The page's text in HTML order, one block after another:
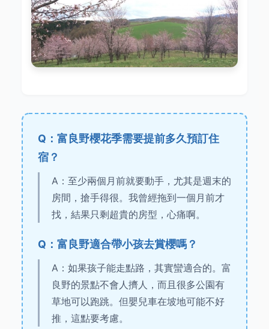
Q：富良野櫻花季需要提前多久預訂住
宿？
A：至少兩個月前就要動手，尤其是週末的
房間，搶手得很。我曾經拖到一個月前才
找，結果只剩超貴的房型，心痛啊。
Q：富良野適合帶小孩去賞櫻嗎？
A：如果孩子能走點路，其實蠻適合的。富
良野的景點不會人擠人，而且很多公園有
草地可以跑跳。但嬰兒車在坡地可能不好
推，這點要考慮。